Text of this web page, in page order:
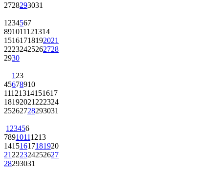
2728293031
1 234567
891011121314
15161718192021
22232425262728
2930
1 23
45678910
11121314151617
18192021 222324
25262728293031
1 23456
78910111213
14151617181920
21 222324252627
28293031